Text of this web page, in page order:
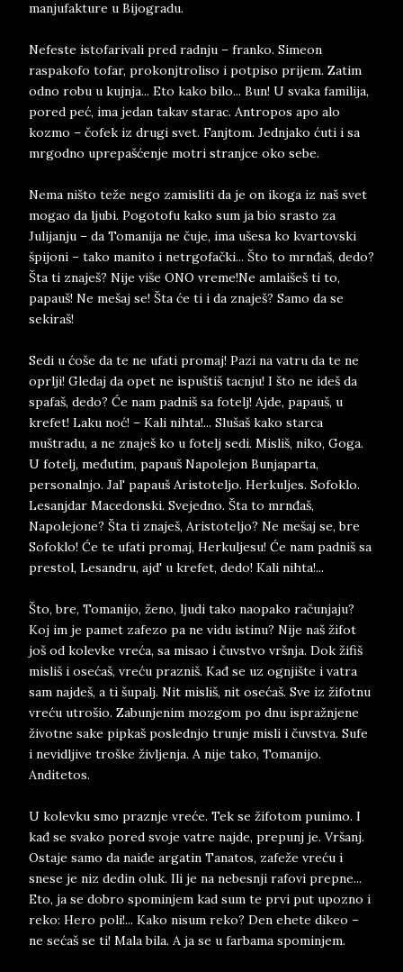
manjufakture u Bijogradu.
Nefeste istofarivali pred radnju – franko. Simeon
raspakofo tofar, prokonjtroliso i potpiso prijem. Zatim
odno robu u kujnja... Eto kako bilo... Bun! U svaka familija,
pored peć, ima jedan takav starac. Antropos apo alo
kozmo – čofek iz drugi svet. Fanjtom. Jednjako ćuti i sa
mrgodno uprepašćenje motri stranjce oko sebe.
Nema ništo teže nego zamisliti da je on ikoga iz naš svet
mogao da ljubi. Pogotofu kako sum ja bio srasto za
Julijanju – da Tomanija ne čuje, ima ušesa ko kvartovski
špijoni – tako manito i netrgofački... Što to mrnđaš, dedo?
Šta ti znaješ? Nije više ONO vreme!Ne amlaišeš ti to,
papauš! Ne mešaj se! Šta će ti i da znaješ? Samo da se
sekiraš!
Sedi u ćoše da te ne ufati promaj! Pazi na vatru da te ne
oprlji! Gledaj da opet ne ispuštiš tacnju! I što ne ideš da
spafaš, dedo? Će nam padniš sa fotelj! Ajde, papauš, u
krefet! Laku noć! – Kali nihta!... Slušaš kako starca
muštradu, a ne znaješ ko u fotelj sedi. Misliš, niko, Goga.
U fotelj, međutim, papauš Napolejon Bunjaparta,
personalnjo. Jal' papauš Aristoteljo. Herkuljes. Sofoklo.
Lesanjdar Macedonski. Svejedno. Šta to mrnđaš,
Napolejone? Šta ti znaješ, Aristoteljo? Ne mešaj se, bre
Sofoklo! Će te ufati promaj, Herkuljesu! Će nam padniš sa
prestol, Lesandru, ajd' u krefet, dedo! Kali nihta!...
Što, bre, Tomanijo, ženo, ljudi tako naopako računjaju?
Koj im je pamet zafezo pa ne vidu istinu? Nije naš žifot
još od kolevke vreća, sa misao i čuvstvo vršnja. Dok žifiš
misliš i osećaš, vreću prazniš. Kađ se uz ognjište i vatra
sam najdeš, a ti šupalj. Nit misliš, nit osećaš. Sve iz žifotnu
vreću utrošio. Zabunjenim mozgom po dnu ispražnjene
životne sake pipkaš poslednjo trunje misli i čuvstva. Sufe
i nevidljive troške življenja. A nije tako, Tomanijo.
Anditetos.
U kolevku smo praznje vreće. Tek se žifotom punimo. I
kađ se svako pored svoje vatre najde, prepunj je. Vršanj.
Ostaje samo da naiđe argatin Tanatos, zafeže vreću i
snese je niz dedin oluk. Ili je na nebesnji rafovi prepne...
Eto, ja se dobro spominjem kad sum te prvi put upozno i
reko: Hero poli!... Kako nisum reko? Den ehete dikeo –
ne sećaš se ti! Mala bila. A ja se u farbama spominjem.